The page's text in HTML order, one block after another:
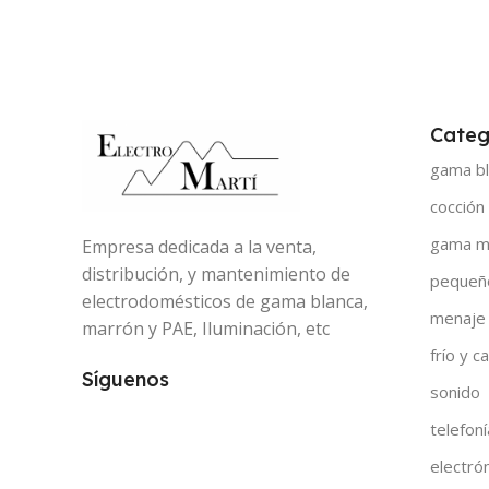
Empresa dedicada a la venta,
distribución, y mantenimiento de
electrodomésticos de gama blanca,
marrón y PAE, Iluminación, etc
Síguenos
gama
cocción
gama
menaje
frío y
sonido